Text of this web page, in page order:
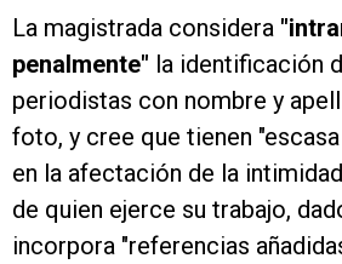
La magistrada considera
penalmente" la identificación
periodistas con nombre y
foto, y cree que tienen
en la afectación de la
de quien ejerce su trabajo,
incorpora "referencias